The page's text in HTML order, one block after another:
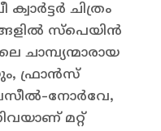
ചിത്രം
സ്പെയിൻ
ചാമ്പ്യന്മാരായ
ഫ്രാൻസ്
നോർവേ,
മറ്റ്